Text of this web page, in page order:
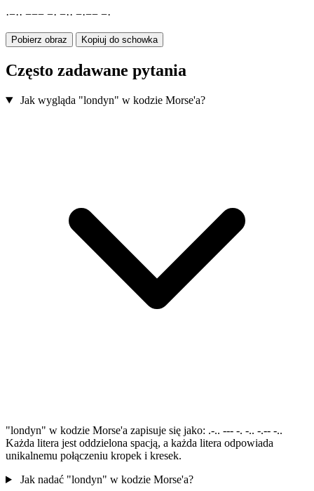
·−·· −−− −· −·· −·−− −·
Pobierz obraz Kopiuj do schowka
Często zadawane pytania
Jak wygląda "londyn" w kodzie Morse'a?
"londyn" w kodzie Morse'a zapisuje się jako: .-.. --- -. -.. -.-- -..
Każda litera jest oddzielona spacją, a każda litera odpowiada
unikalnemu połączeniu kropek i kresek.
Jak nadać "londyn" w kodzie Morse'a?